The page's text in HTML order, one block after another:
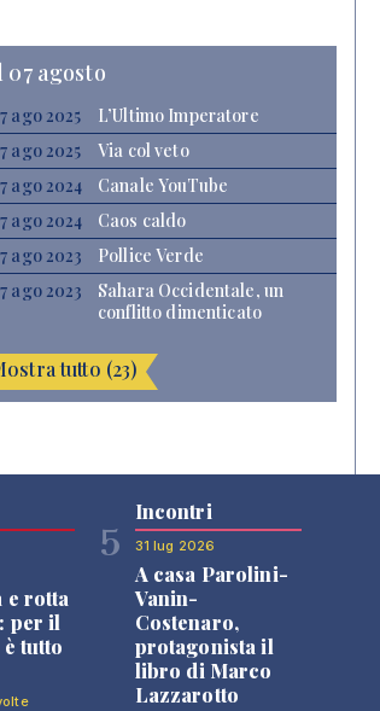
07 agosto
ago 2025
L’Ultimo Imperatore
ago 2025
Via col veto
ago 2024
Canale YouTube
ago 2024
Caos caldo
ago 2023
Pollice Verde
ago 2023
Sahara Occidentale, un
conflitto dimenticato
tutto (23)
e rotta
per il
tutto
5
Incontri
31 lug 2026
A casa Parolini-
Vanin-
Costenaro,
protagonista il
libro di Marco
Lazzarotto